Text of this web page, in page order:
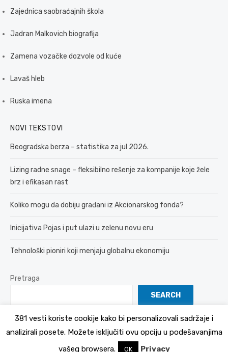
Zajednica saobraćajnih škola
Jadran Malkovich biografija
Zamena vozačke dozvole od kuće
Lavaš hleb
Ruska imena
NOVI TEKSTOVI
Beogradska berza – statistika za jul 2026.
Lizing radne snage – fleksibilno rešenje za kompanije koje žele
brz i efikasan rast
Koliko mogu da dobiju građani iz Akcionarskog fonda?
Inicijativa Pojas i put ulazi u zelenu novu eru
Tehnološki pioniri koji menjaju globalnu ekonomiju
Pretraga
SEARCH
Politika Privatnosti
381 vesti koriste cookije kako bi personalizovali sadržaje i
analizirali posete. Možete isključiti ovu opciju u podešavanjima
vašeg browsera.
OK Privacy